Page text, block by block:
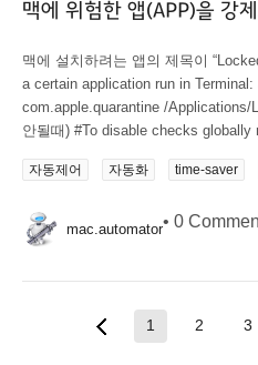
맥에 위험한 앱(APP)을 강
맥에 설치하려는 앱의 제목이 “LockedApp” 라고
a certain application run in Terminal: admin☠
com.apple.quarantine /Applications/
안될때) #To disable checks globally
자동제어 자동화 time-saver
mac.automator• 0
1 2 3